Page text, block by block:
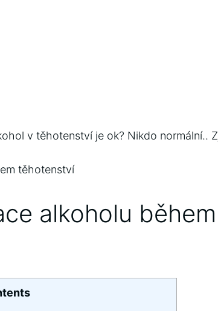
v‍ těhotenství je ok?‍ Nikdo normální..
alkoholu během